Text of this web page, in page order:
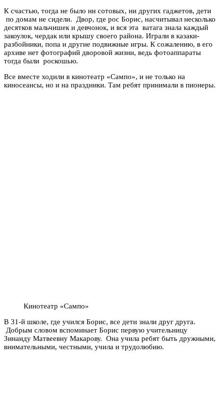
К счастью, тогда не было ни сотовых, ни других гаджетов, дети
по домам не сидели. Двор, где рос Борис, насчитывал несколько
десятков мальчишек и девчонок, и вся эта ватага знала каждый
закоулок, чердак или крышу своего района. Играли в казаки-
разбойники, попа и другие подвижные игры. К сожалению, в его
архиве нет фотографий дворовой жизни, ведь фотоаппараты
тогда были роскошью.
Все вместе ходили в кинотеатр «Сампо», и не только на
киносеансы, но и на праздники. Там ребят принимали в пионеры.
Кинотеатр «Сампо»
В 31-й школе, где учился Борис, все дети знали друг друга.
Добрым словом вспоминает Борис первую учительницу
Зинаиду Матвеевну Макарову. Она учила ребят быть дружными,
внимательными, честными, учила и трудолюбию.